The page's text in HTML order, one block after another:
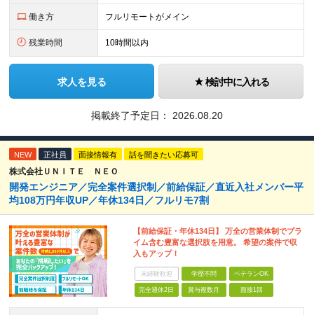
働き方 フルリモートがメイン
残業時間 10時間以内
求人を見る 検討中に入れる
掲載終了予定日： 2026.08.20
NEW 正社員 面接情報有 話を聞きたい応募可
株式会社ＵＮＩＴＥ ＮＥＯ
開発エンジニア／完全案件選択制／前給保証／直近入社メンバー平
均108万円年収UP／年休134日／フルリモ7割
【前給保証・年休134日】 万全の営業体制でプラ
イム含む豊富な選択肢を用意。 希望の案件で収
入もアップ！
未経験歓迎 学歴不問 ベテランOK
完全週休2日 賞与複数月 面接1回